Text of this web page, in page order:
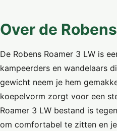
Over de
De Robens Roamer 3 LW is
kampeerders en wandelaars
gewicht neem je hem
koepelvorm zorgt voor een
Roamer 3 LW bestand is
om comfortabel te zitten en